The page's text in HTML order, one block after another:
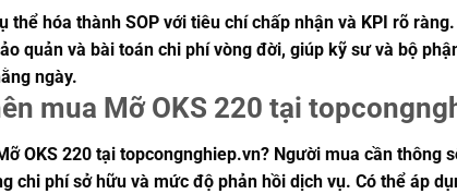
thể hóa thành SOP với tiêu chí chấp nhận và KPI rõ
quản và bài toán chi phí vòng đời, giúp kỹ sư và bộ
ngày.
mua Mỡ OKS 220 tại
OKS 220 tại topcongnghiep.vn? Người mua cần thông
chi phí sở hữu và mức độ phản hồi dịch vụ. Có thể áp